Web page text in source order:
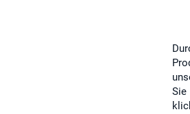
Sie